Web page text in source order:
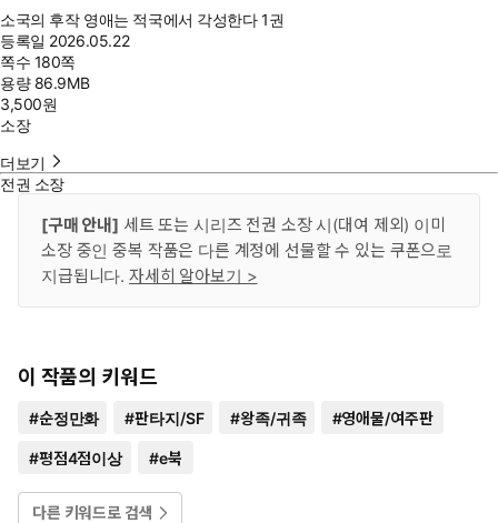
소국의 후작 영애는 적국에서 각성한다 1권
등록일 2026.05.22
쪽수 180쪽
용량 86.9MB
3,500원
소장
더보기
전권 소장
[구매 안내] 세트 또는 시리즈 전권 소장 시(대여 제외) 이미
소장 중인 중복 작품은 다른 계정에 선물할 수 있는 쿠폰으로
지급됩니다. 자세히 알아보기 >
이 작품의 키워드
#순정만화 #판타지/SF #왕족/귀족 #영애물/여주판
#평점4점이상 #e북
다른 키워드로 검색